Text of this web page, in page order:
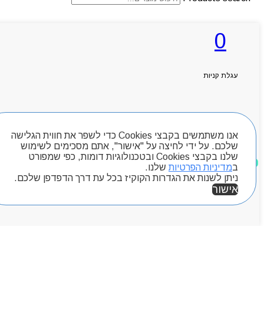
אנו משתמשים בקבצי Cookies כדי לשפר את חווית הגלישה
שלכם. על ידי לחיצה על "אישור", אתם מסכימים לשימוש
שלנו בקבצי Cookies ובטכנולוגיות דומות, כפי שמפורט
במדיניות הפרטיות שלנו.
ניתן לשנות את הגדרות הקוקיז בכל עת דרך הדפדפן שלכם.
אישור
0
עגלת קניות
חיפוש מוצרים
מוצרים שאהבתי
ראשי
קטלוג מוצרים